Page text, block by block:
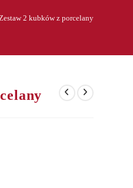
2 kubków z porcelany